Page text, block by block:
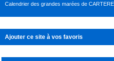
Calendrier des grandes marées de
Ajouter ce site à vos favoris